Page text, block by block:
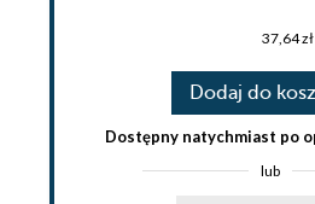
37,64
Dodaj do
Dostępny natychmiast po
lub